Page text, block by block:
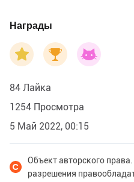
Награды
84 Лайка
1254 Просмотра
5 Май 2022, 00:15
Объект авторского
разрешения